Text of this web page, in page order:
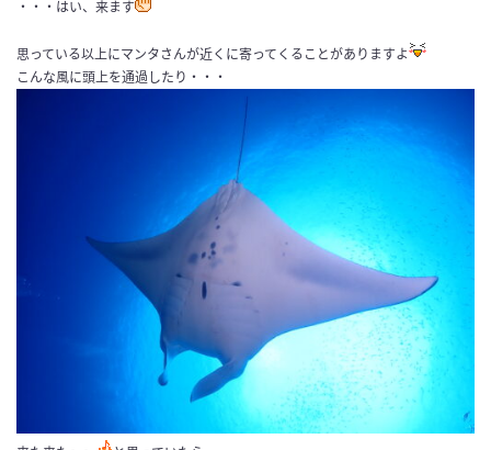
・・・はい、来ます
思っている以上にマンタさんが近くに寄ってくることがありますよ
こんな風に頭上を通過したり・・・